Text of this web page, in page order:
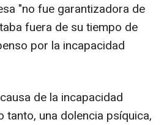
"no fue garantizadora de
fuera de su tiempo de
por la incapacidad
de la incapacidad
una dolencia psíquica,